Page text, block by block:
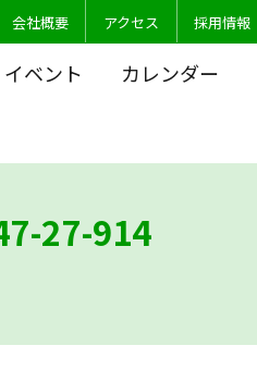
会社概要 アクセス 採用情報
ベント カレンダー
27-914